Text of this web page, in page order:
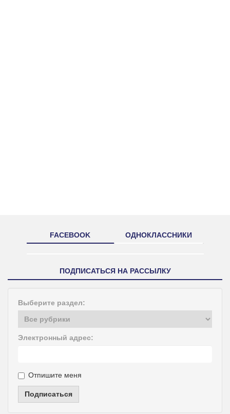
FACEBOOK ОДНОКЛАССНИКИ
ПОДПИСАТЬСЯ НА РАССЫЛКУ
Выберите раздел:
Электронный адрес:
Отпишите меня
Подписаться